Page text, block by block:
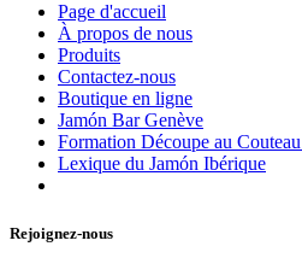
Page d'accueil
À propos de nous
Produits
Contactez-nous
Boutique en ligne
Jamón Bar Genève
Formation Découpe au Couteau
Lexique du Jamón Ibérique
Rejoignez-nous